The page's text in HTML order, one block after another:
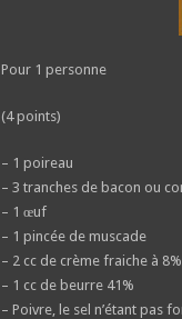
Pour 1 personne
(4 points)
– 1 poireau
– 3 tranches de bacon ou
– 1 œuf
– 1 pincée de muscade
– 2 cc de crème fraiche à 8%
– 1 cc de beurre 41%
– Poivre, le sel n’étant pas